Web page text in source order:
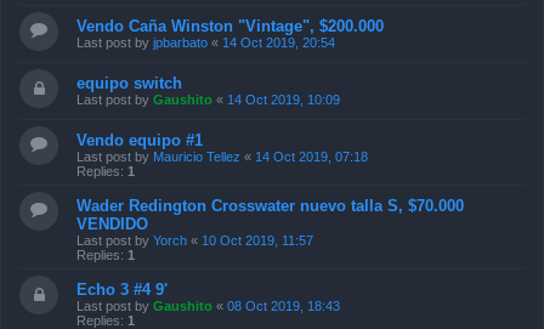
Vendo Caña Winston "Vintage", $200.000
Last post by jpbarbato « 14 Oct 2019, 20:54
equipo switch
Last post by Gaushito « 14 Oct 2019, 10:09
Vendo equipo #1
Last post by Mauricio Tellez « 14 Oct 2019, 07:18
Replies: 1
Wader Redington Crosswater nuevo talla S, $70.000
VENDIDO
Last post by Yorch « 10 Oct 2019, 11:57
Replies: 1
Echo 3 #4 9'
Last post by Gaushito « 08 Oct 2019, 18:43
Replies: 1